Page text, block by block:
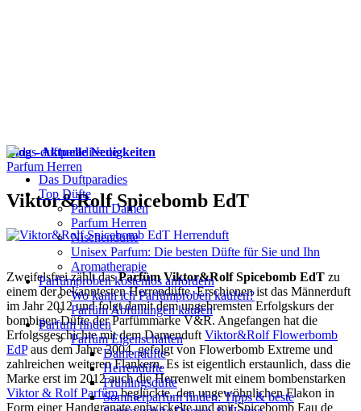
Das Duftparadies
Top Düfte
Parfum Damen
Parfum Herren
Nischendüfte
Unisex Parfum: Die besten Düfte für Sie und Ihn
Aromatherapie
Parfümproben kostenlos anfordern
Wo kann ich Parfümproben kaufen?
Parfüm Abfüllungen kaufen
Parfum finden
Parfüm Eigenschaften
Damendüfte
Herrendüfte
Frühlingsdüfte
Sommerparfum finden: Tipps & beste
Blog - Aktuelle Neuigkeiten
Parfum Herren
Viktor&Rolf Spicebomb EdT
Zweifelsfrei zählt dasParfüm Viktor&Rolf Spicebomb EdT zu
einem der bekanntesten Herrendüfte. Erschienen ist das Männerduft
im Jahr 2012 und folgt damit dem ungebremsten Erfolgskurs der
bombigen Düfte der Parfümmarke V&R. Angefangen hat die
Erfolgsgeschichte mit dem Damenduft Viktor&Rolf Flowerbomb
EdPaus dem Jahre 2004, gefolgt von Flowerbomb Extreme und
zahlreichen weiteren Flankern. Es ist eigentlich erstaunlich, dass die
Marke erst im 2012 auch die Herrenwelt mit einem bombenstarken
Viktor & Rolf Parfümbeglückte, den ungewöhnlichen Flakon in
Form einer Handgranate entwickelte und mit Spicebomb Eau de